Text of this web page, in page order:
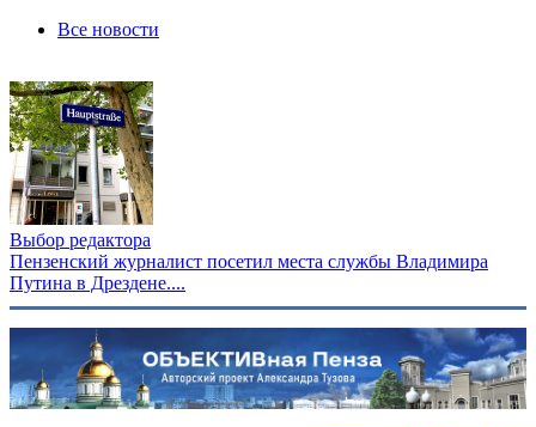
Все новости
Выбор редактора
Пензенский журналист посетил места службы Владимира
Путина в Дрездене....